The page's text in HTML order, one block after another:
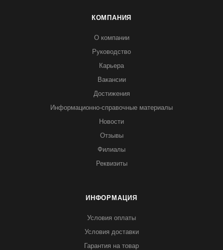
КОМПАНИЯ
О компании
Руководство
Карьера
Вакансии
Достижения
Информационно-справочные материалы
Новости
Отзывы
Филиалы
Реквизиты
ИНФОРМАЦИЯ
Условия оплаты
Условия доставки
Гарантия на товар